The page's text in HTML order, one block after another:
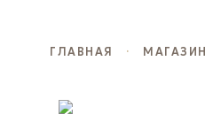
ГЛАВНАЯ · МАГАЗИН